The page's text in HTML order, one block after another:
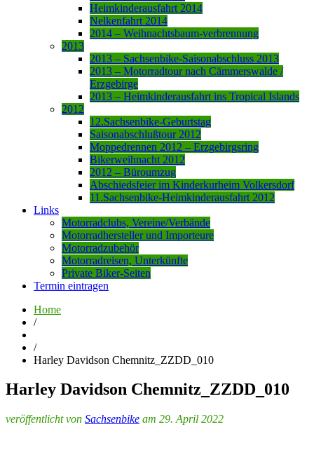
Heimkinderausfahrt 2014
Nelkenfahrt 2014
2014 – Weihnachtsbaum-verbrennung
2013
2013 – Sachsenbike-Saisonabschluss 2013
2013 – Motorradtour nach Cämmerswalde /
Erzgebirge
2013 – Heimkinderausfahrt ins Tropical Islands
2012
12.Sachsenbike-Geburtstag
Saisonabschlußtour 2012
Moppedrennen 2012 – Erzgebirgsring
Bikerweihnacht 2012
2012 – Büroumzug
Abschiedsfeier im Kinderkurheim Volkersdorf
11.Sachsenbike-Heimkinderausfahrt 2012
Links
Motorradclubs, Vereine/Verbände
Motorradhersteller und Importeure
Motorradzubehör
Motorradreisen, Unterkünfte
Private Biker-Seiten
Termin eintragen
Home
/
/
Harley Davidson Chemnitz_ZZDD_010
Harley Davidson Chemnitz_ZZDD_010
veröffentlicht von Sachsenbike am 29. April 2022